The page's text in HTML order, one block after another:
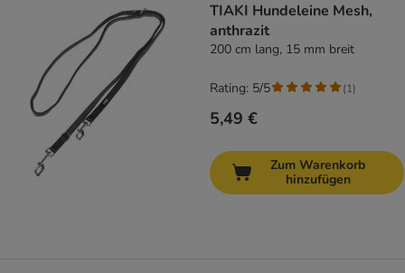
TIAKI Hundeleine Mesh,
anthrazit
200 cm lang, 15 mm breit
5,49 €
Rating: 5/5 (1)
Zum Warenkorb
hinzufügen